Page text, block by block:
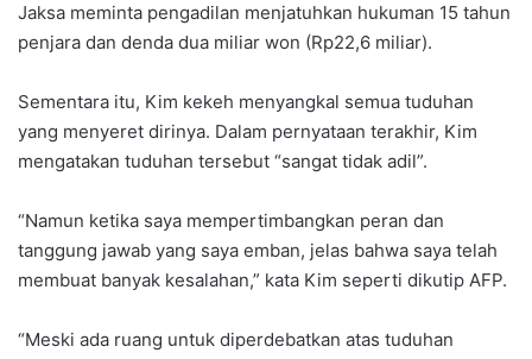
Jaksa meminta pengadilan menjatuhkan hukuman 15 tahun
penjara dan denda dua miliar won (Rp22,6 miliar).
Sementara itu, Kim kekeh menyangkal semua tuduhan
yang menyeret dirinya. Dalam pernyataan terakhir, Kim
mengatakan tuduhan tersebut “sangat tidak adil”.
“Namun ketika saya mempertimbangkan peran dan
tanggung jawab yang saya emban, jelas bahwa saya telah
membuat banyak kesalahan,” kata Kim seperti dikutip AFP.
“Meski ada ruang untuk diperdebatkan atas tuduhan